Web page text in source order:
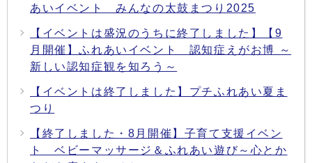
あいイベント みんなの太鼓まつり2025
【イベントは盛況のうちに終了しました】【9
月開催】ふれあいイベント 認知症えがお博 ～
新しい認知症観を知ろう～
【イベントは終了しました】プチふれあい夏ま
つり
【終了しました・8月開催】子育て支援イベン
ト ベビーマッサージ＆ふれあい遊び～心とか